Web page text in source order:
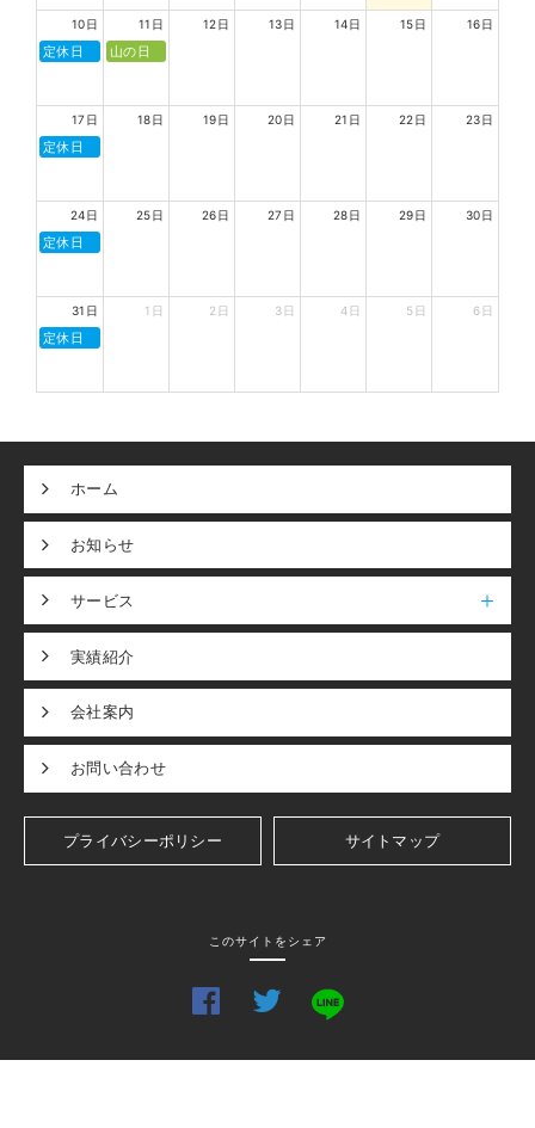
10日
定休日
11日
山の日
12日 13日 14日 15日 16日
17日
定休日
18日 19日 20日 21日 22日 23日
24日
定休日
25日 26日 27日 28日 29日 30日
31日
定休日
1日 2日 3日 4日 5日 6日
ホーム
お知らせ
サービス
実績紹介
会社案内
お問い合わせ
プライバシーポリシー サイトマップ
このサイトをシェア